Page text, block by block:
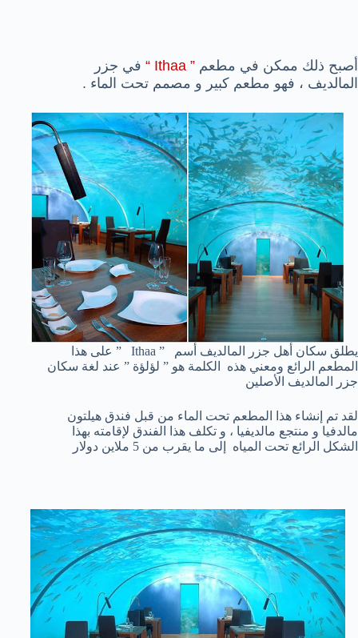
أصبح ذلك ممكن في مطعم ” Ithaa “
في جزر
المالديف ، فهو مطعم كبير و مصمم تحت الماء .
يطلق سكان أهل جزر المالديف أسم ” Ithaa ” على هذا
المطعم الرائع ومعني هذه الكلمة هو ” لؤلؤة ” عند لغة سكان
جزر المالديف الأصلين
لقد تم إنشاء هذا المطعم تحت الماء من قبل فندق هيلتون
مالدفيا و منتجع مالديفيا ، و تكلف هذا الفندق لإقامته بهذا
الشكل الرائع تحت المياه إلى ما يقرب من 5 ملاين دولار